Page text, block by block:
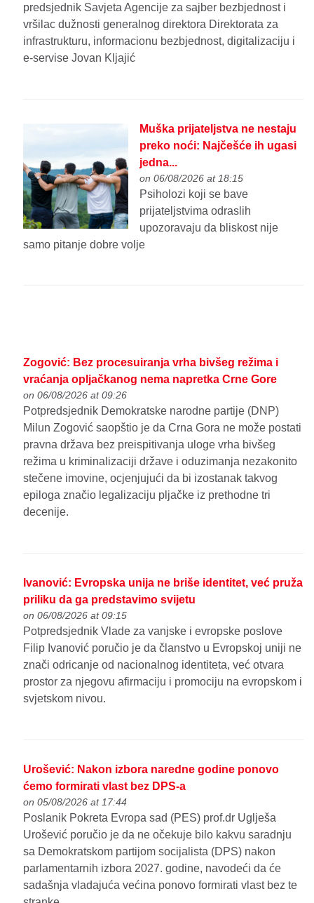
predsjednik Savjeta Agencije za sajber bezbjednost i
vršilac dužnosti generalnog direktora Direktorata za
infrastrukturu, informacionu bezbjednost, digitalizaciju i
e-servise Jovan Kljajić
Muška prijateljstva ne nestaju
preko noći: Najčešće ih ugasi
jedna...
on 06/08/2026 at 18:15
Psiholozi koji se bave
prijateljstvima odraslih
upozoravaju da bliskost nije
samo pitanje dobre volje
Zogović: Bez procesuiranja vrha bivšeg režima i
vraćanja opljačkanog nema napretka Crne Gore
on 06/08/2026 at 09:26
Potpredsjednik Demokratske narodne partije (DNP)
Milun Zogović saopštio je da Crna Gora ne može postati
pravna država bez preispitivanja uloge vrha bivšeg
režima u kriminalizaciji države i oduzimanja nezakonito
stečene imovine, ocjenjujući da bi izostanak takvog
epiloga značio legalizaciju pljačke iz prethodne tri
decenije.
Ivanović: Evropska unija ne briše identitet, već pruža
priliku da ga predstavimo svijetu
on 06/08/2026 at 09:15
Potpredsjednik Vlade za vanjske i evropske poslove
Filip Ivanović poručio je da članstvo u Evropskoj uniji ne
znači odricanje od nacionalnog identiteta, već otvara
prostor za njegovu afirmaciju i promociju na evropskom i
svjetskom nivou.
Urošević: Nakon izbora naredne godine ponovo
ćemo formirati vlast bez DPS-a
on 05/08/2026 at 17:44
Poslanik Pokreta Evropa sad (PES) prof.dr Uglješa
Urošević poručio je da ne očekuje bilo kakvu saradnju
sa Demokratskom partijom socijalista (DPS) nakon
parlamentarnih izbora 2027. godine, navodeći da će
sadašnja vladajuća većina ponovo formirati vlast bez te